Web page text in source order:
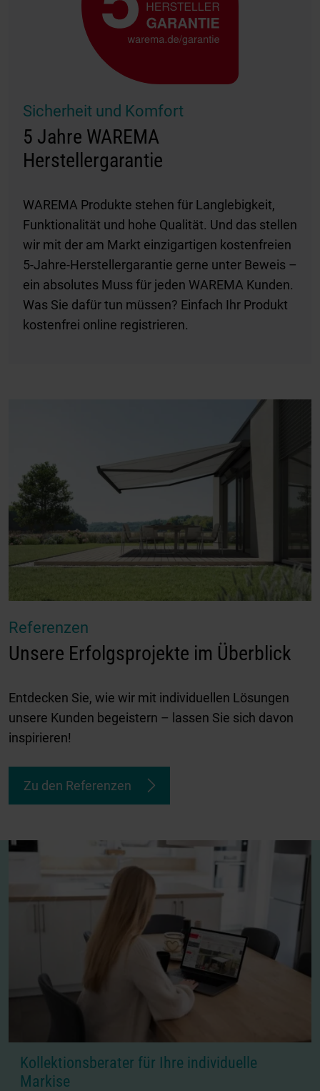
Sicherheit und Komfort
5 Jahre WAREMA
Herstellergarantie
WAREMA Produkte stehen für Langlebigkeit,
Funktionalität und hohe Qualität. Und das stellen
wir mit der am Markt einzigartigen kostenfreien
5-Jahre-Herstellergarantie gerne unter Beweis –
ein absolutes Muss für jeden WAREMA Kunden.
Was Sie dafür tun müssen? Einfach Ihr Produkt
kostenfrei online registrieren.
Referenzen
Unsere Erfolgsprojekte im Überblick
Entdecken Sie, wie wir mit individuellen Lösungen
unsere Kunden begeistern – lassen Sie sich davon
inspirieren!
Zu den Referenzen
Kollektionsberater für Ihre individuelle
Markise